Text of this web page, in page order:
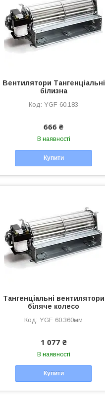
Вентилятори Тангенціальні
білизна
YGF 60.183
666 ₴
В наявності
Купити
Тангенціальні вентилятори
біляче колесо
YGF 60.360мм
1 077 ₴
В наявності
Купити